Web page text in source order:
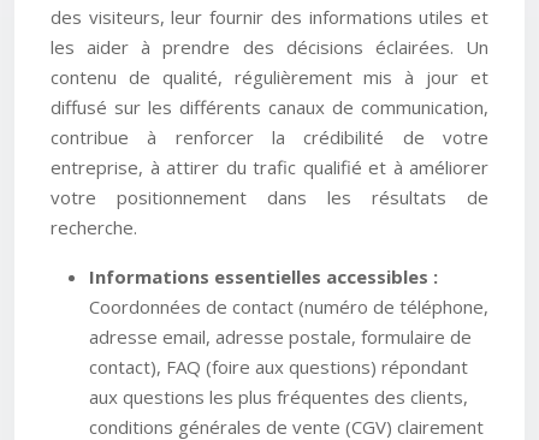
des visiteurs, leur fournir des informations utiles et
les aider à prendre des décisions éclairées. Un
contenu de qualité, régulièrement mis à jour et
diffusé sur les différents canaux de communication,
contribue à renforcer la crédibilité de votre
entreprise, à attirer du trafic qualifié et à améliorer
votre positionnement dans les résultats de
recherche.
Informations essentielles accessibles :
Coordonnées de contact (numéro de téléphone,
adresse email, adresse postale, formulaire de
contact), FAQ (foire aux questions) répondant
aux questions les plus fréquentes des clients,
conditions générales de vente (CGV) clairement